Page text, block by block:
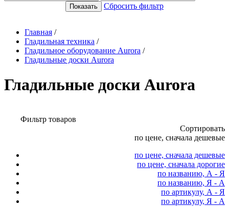
Сбросить фильтр
Главная /
Гладильная техника /
Гладильное оборудование Aurora /
Гладильные доски Aurora
Гладильные доски Aurora
Фильтр товаров
Сортировать
по цене, сначала дешевые
по цене, сначала дешевые
по цене, сначала дорогие
по названию, А - Я
по названию, Я - А
по артикулу, А - Я
по артикулу, Я - А